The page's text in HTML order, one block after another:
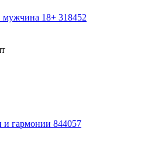
18+ 318452
гармонии 844057